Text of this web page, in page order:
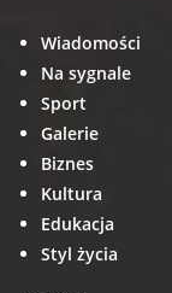
Wiadomości
Na sygnale
Sport
Galerie
Biznes
Kultura
Edukacja
Styl życia